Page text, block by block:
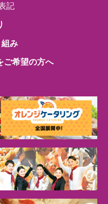
記
み
希望の方へ